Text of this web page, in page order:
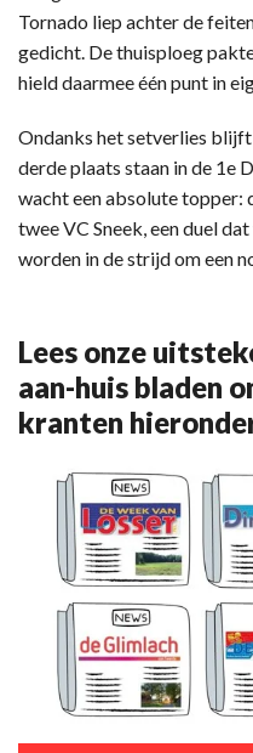
Tornado liep achter de
gedicht. De thuisploeg
hield daarmee één punt in
Ondanks het setverlies
derde plaats staan in de 1e
wacht een absolute topper:
twee VC Sneek, een duel
worden in de strijd om een
Lees onze
aan-huis bladen
kranten